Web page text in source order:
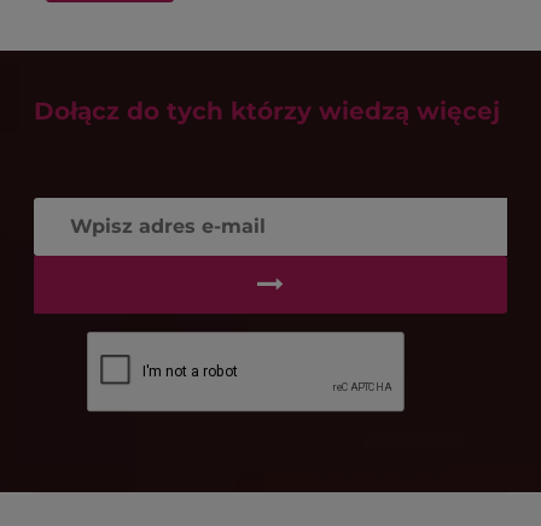
Dołącz do tych którzy wiedzą więcej